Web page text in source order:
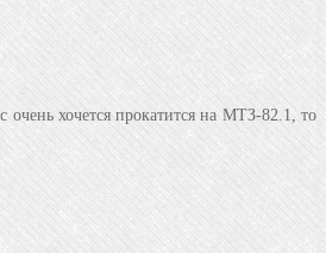
очень хочется прокатится на МТЗ-82.1, то